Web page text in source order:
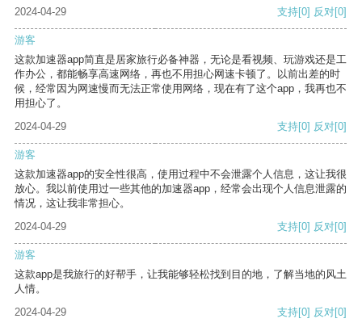
2024-04-29 支持[0] 反对[0]
游客
这款加速器app简直是居家旅行必备神器，无论是看视频、玩游戏还是工
作办公，都能畅享高速网络，再也不用担心网速卡顿了。以前出差的时
候，经常因为网速慢而无法正常使用网络，现在有了这个app，我再也不
用担心了。
2024-04-29
支持[0] 反对[0]
游客
这款加速器app的安全性很高，使用过程中不会泄露个人信息，这让我很
放心。我以前使用过一些其他的加速器app，经常会出现个人信息泄露的
情况，这让我非常担心。
2024-04-29
支持[0] 反对[0]
游客
这款app是我旅行的好帮手，让我能够轻松找到目的地，了解当地的风土
人情。
2024-04-29
支持[0] 反对[0]